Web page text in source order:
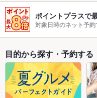
ポイントプラスで
対象日時のネット予
目的から探す・予約する